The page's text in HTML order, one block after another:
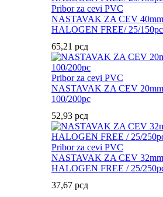
Pribor za cevi PVC
NASTAVAK ZA CEV
HALOGEN FREE/ 25/150pc
65,21 рсд
Pribor za cevi PVC
NASTAVAK ZA CEV
100/200pc
52,93 рсд
Pribor za cevi PVC
NASTAVAK ZA CEV
HALOGEN FREE / 25/
37,67 рсд